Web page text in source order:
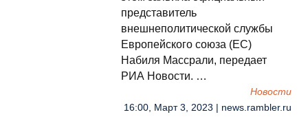
представитель
внешнеполитической службы
Европейского союза (ЕС)
Набиля Массрали, передает
РИА Новости. …
Новости
16:00, Март 3, 2023 | news.rambler.ru